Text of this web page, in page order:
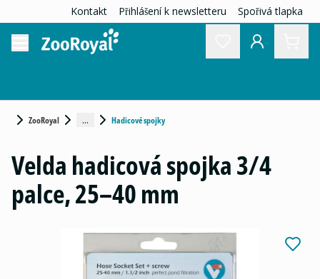
Kontakt Přihlášení k newsletteru Spořivá tlapka
ZooRoyal ... Hadicové spojky
Velda hadicová spojka 3/4
palce, 25–40 mm